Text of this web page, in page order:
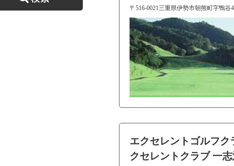
〒516-0021三重県伊勢市朝熊町字鴨谷
エクセレントゴルフ
クセレントクラブ 一志